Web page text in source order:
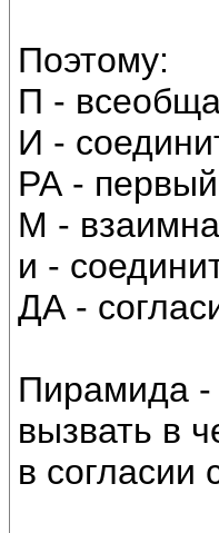
Поэтому:
П -
И -
РА -
М -
и -
ДА -
Пирамида -
вызвать в
в согласии